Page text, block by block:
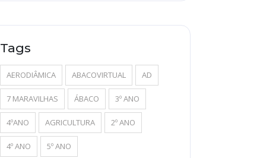
Tags
AERODIÂMICA ABACOVIRTUAL AD
7 MARAVILHAS ÁBACO 3º ANO
4ºANO AGRICULTURA 2º ANO
4º ANO 5º ANO